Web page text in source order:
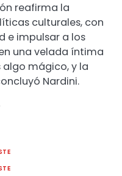
reafirma la
culturales, con
e impulsar a los
una velada íntima
algo mágico, y la
Nardini.